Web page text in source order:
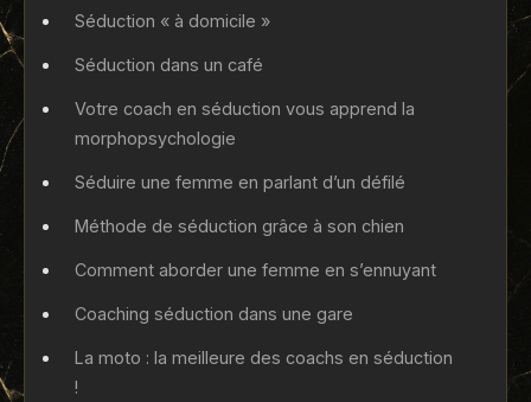
Séduction « à domicile »
Séduction dans un café
Votre coach en séduction vous apprend la
morphopsychologie
Séduire une femme en parlant d’un défilé
Méthode de séduction grâce à son chien
Comment aborder une femme en s’ennuyant
Coaching séduction dans une gare
La moto : la meilleure des coachs en séduction
!